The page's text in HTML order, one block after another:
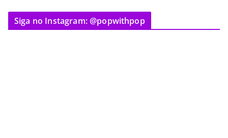
Siga no Instagram: @popwithpop